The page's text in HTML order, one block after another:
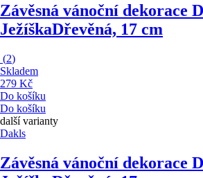
Závěsná vánoční dekorace
JežíškaDřevěná, 17 cm
(2)
Skladem
279 Kč
Do košíku
Do košíku
další varianty
Dakls
Závěsná vánoční dekorace